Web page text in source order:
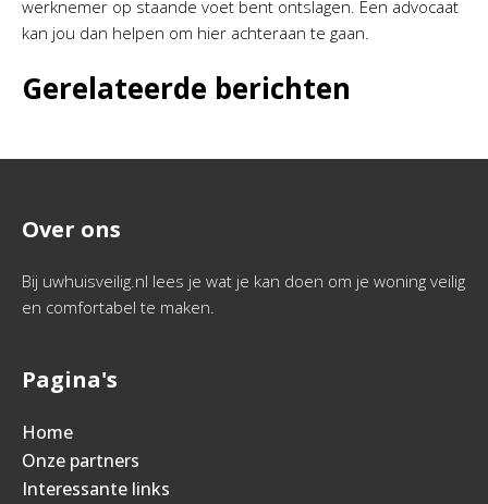
werknemer op staande voet bent ontslagen. Een advocaat
kan jou dan helpen om hier achteraan te gaan.
Gerelateerde berichten
Over ons
Bij uwhuisveilig.nl lees je wat je kan doen om je woning veilig
en comfortabel te maken.
Pagina's
Home
Onze partners
Interessante links